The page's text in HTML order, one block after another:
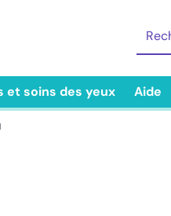
et soins des yeux Aide